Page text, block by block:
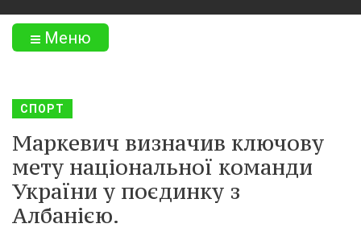
Меню
СПОРТ
Маркевич визначив ключову
мету національної команди
України у поєдинку з
Албанією.